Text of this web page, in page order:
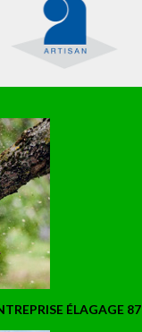
ÉLAGAGE 87